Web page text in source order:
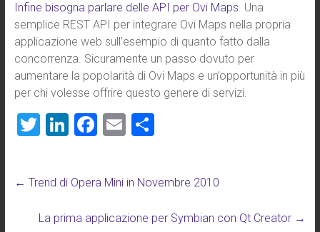
Infine bisogna parlare delle API per Ovi Maps. Una
semplice REST API per integrare Ovi Maps nella propria
applicazione web sull’esempio di quanto fatto dalla
concorrenza. Sicuramente un passo dovuto per
aumentare la popolarità di Ovi Maps e un’opportunità in più
per chi volesse offrire questo genere di servizi.
T
er
Li
dI
n
F
b
o
E
l
S
e
← Trend di Opera Mini in Novembre 2010
La prima applicazione per Symbian con Qt Creator →